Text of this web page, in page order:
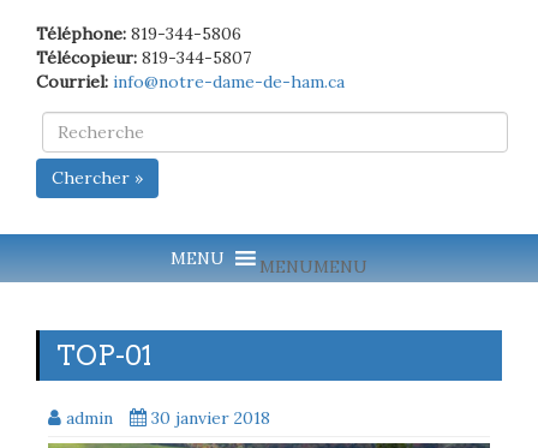
Téléphone: 819-344-5806
Télécopieur: 819-344-5807
Courriel: info@notre-dame-de-ham.ca
Chercher »
MENUMENU
TOP-01
admin 30 janvier 2018